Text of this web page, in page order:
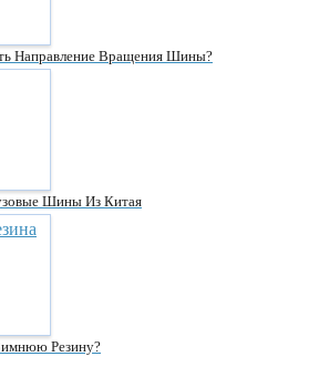
Направление Вращения Шины?
Шины Из Китая
Резину?